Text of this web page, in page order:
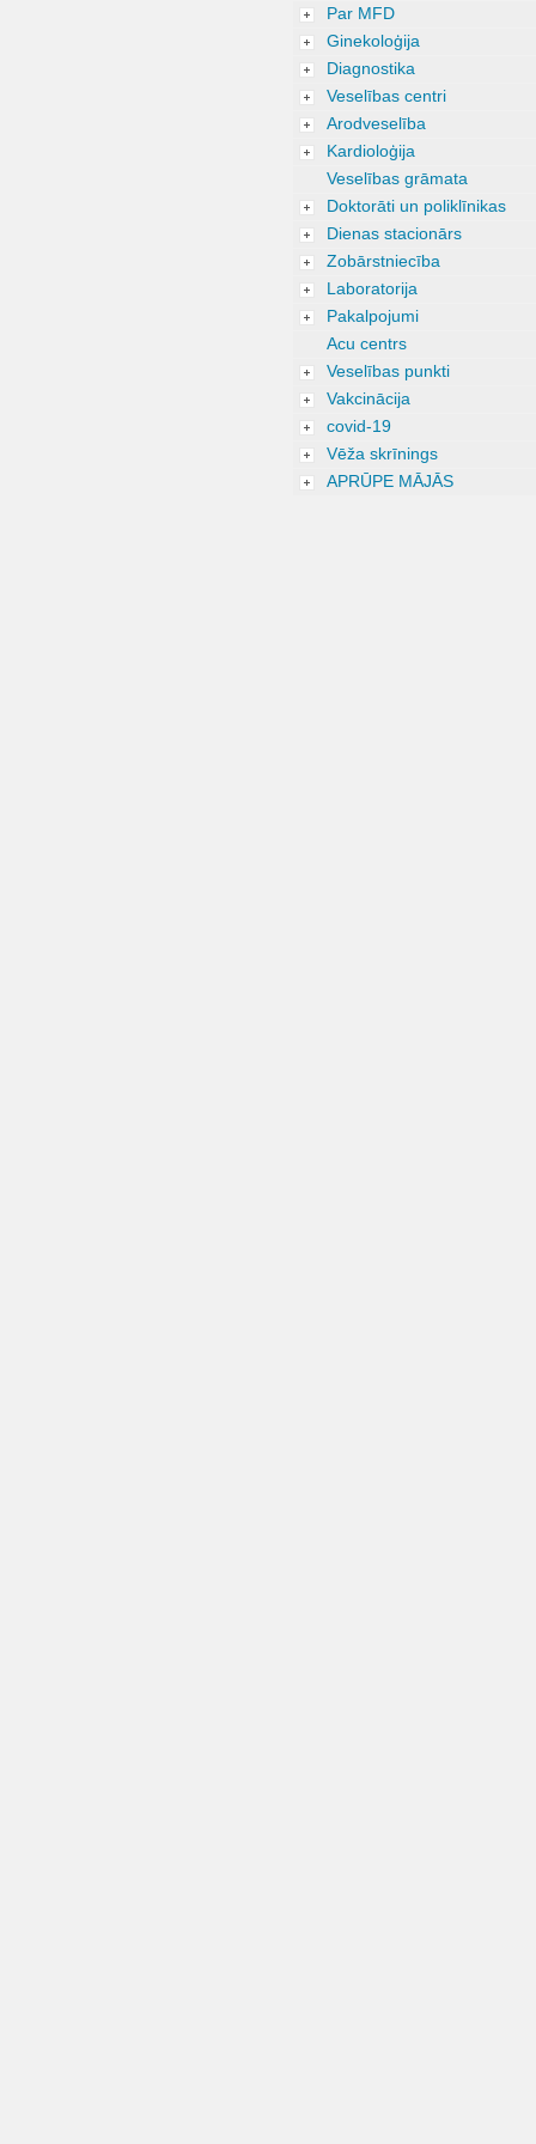
Par MFD
Ginekoloģija
Diagnostika
Veselības centri
Arodveselība
Kardioloģija
Veselības grāmata
Doktorāti un poliklīnikas
Dienas stacionārs
Zobārstniecība
Laboratorija
Pakalpojumi
Acu centrs
Veselības punkti
Vakcinācija
covid-19
Vēža skrīnings
APRŪPE MĀJĀS